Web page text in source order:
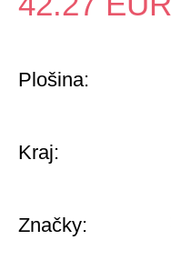
Plošina:
Kraj:
Značky: